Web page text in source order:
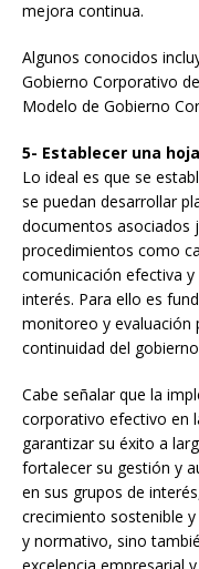
mejora continua.
Algunos conocidos
Gobierno Corporativo
Modelo de Gobierno
5- Establecer una
Lo ideal es que se
se puedan desarrollar
documentos asociados
procedimientos como
comunicación efectiva
interés. Para ello es
monitoreo y evaluación
continuidad del
Cabe señalar que la
corporativo efectivo en
garantizar su éxito a
fortalecer su gestión y
en sus grupos de
crecimiento sostenible
y normativo, sino